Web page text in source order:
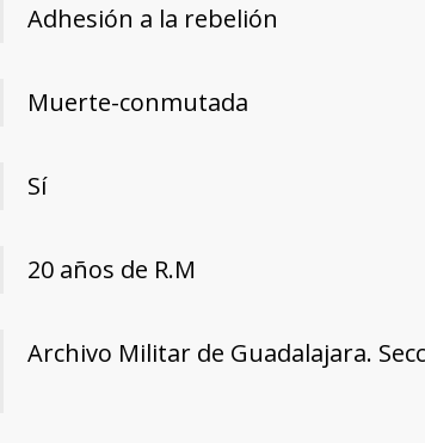
Adhesión a la rebelión
Muerte-conmutada
Sí
20 años de R.M
Archivo Militar de Guadalajara.